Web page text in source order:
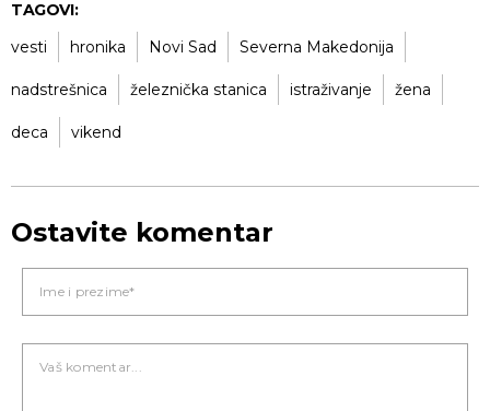
TAGOVI:
vesti
hronika Novi Sad Severna Makedonija
nadstrešnica železnička stanica istraživanje žena
deca vikend
Ostavite komentar